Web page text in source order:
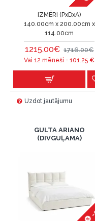
IZMĒRI (PxDxA)
140.00cm x 200.00cm x
114.00cm
1215.00€ 1716.00€
Vai 12 mēneši =101.25 €
Uzdot jautājumu
GULTA ARIANO
(DIVGUĻAMA)
-